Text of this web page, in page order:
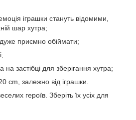
іграшки стануть відомими,
шар хутра;
приємно обіймати;
на застібці для зберігання хутра;
cm, залежно від іграшки.
героїв. Зберіть їх усіх для